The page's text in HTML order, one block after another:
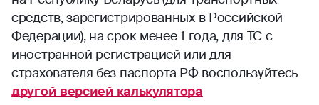
средств, зарегистрированных в Российской
Федерации), на срок менее 1 года, для ТС с
иностранной регистрацией или для
страхователя без паспорта РФ воспользуйтесь
другой версией калькулятора